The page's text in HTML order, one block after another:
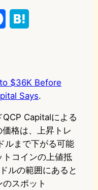
b
o
o
k
e
n
a
$36K Before
Says.
Capitalによる
格は、上昇トレ
ルまで下がる可能
コインの上値抵
ルの範囲にあると
スポット